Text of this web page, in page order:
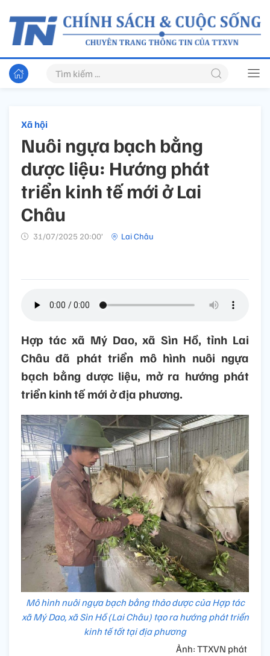
Xã hội
Nuôi ngựa bạch bằng
dược liệu: Hướng phát
triển kinh tế mới ở Lai
Châu
31/07/2025 20:00’ Lai Châu
Hợp tác xã Mý Dao, xã Sìn Hồ, tỉnh Lai
Châu đã phát triển mô hình nuôi ngựa
bạch bằng dược liệu, mở ra hướng phát
triển kinh tế mới ở địa phương.
Mô hình nuôi ngựa bạch bằng thảo dược của Hợp tác
xã Mý Dao, xã Sìn Hồ (Lai Châu) tạo ra hướng phát triển
kinh tế tốt tại địa phương
Ảnh: TTXVN phát